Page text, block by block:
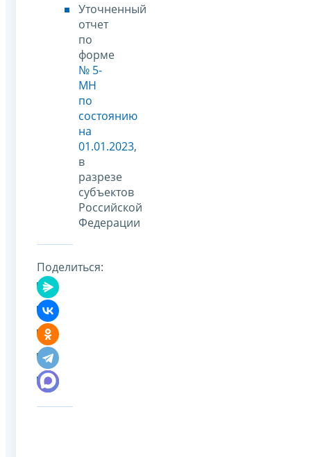
Уточненный
отчет
по
форме
№ 5-
МН
по
состоянию
на
01.01.2023,
в
разрезе
субъектов
Российской
Федерации
Поделиться: